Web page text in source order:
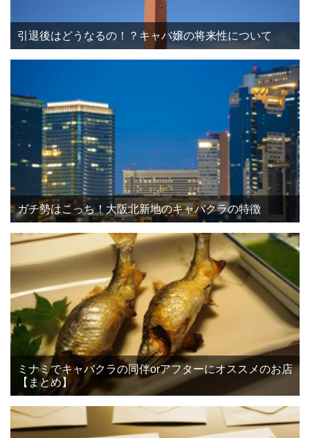
引退後はどうなるの！？キャバ嬢の将来性について
ガチ勢はこっち！大阪北新地のキャバクラの特徴
ミナミでキャバクラの同伴orアフターにオススメのお店
【まとめ】